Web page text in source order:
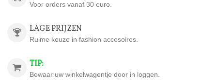
Voor orders vanaf 30 euro.
LAGE PRIJZEN
Ruime keuze in fashion accesoires.
TIP:
Bewaar uw winkelwagentje door in loggen.